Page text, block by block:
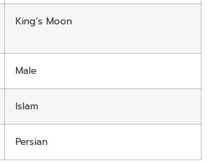
King’s Moon
Male
Islam
Persian